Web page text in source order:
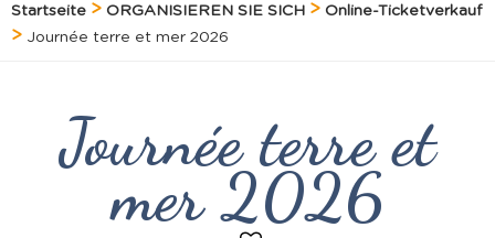
Startseite ORGANISIEREN SIE SICH
Online-Ticketverkauf
Journée terre et mer 2026
Journée terre et
mer 2026